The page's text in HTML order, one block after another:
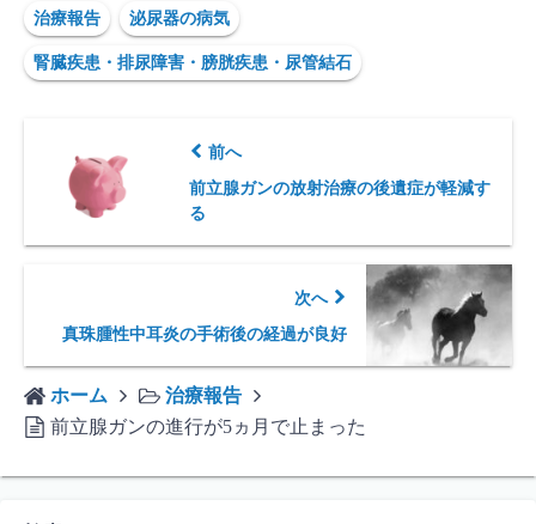
治療報告 泌尿器の病気
腎臓疾患・排尿障害・膀胱疾患・尿管結石
前へ
前立腺ガンの放射治療の後遺症が軽減す
る
次へ
真珠腫性中耳炎の手術後の経過が良好
ホーム
治療報告
前立腺ガンの進行が5ヵ月で止まった